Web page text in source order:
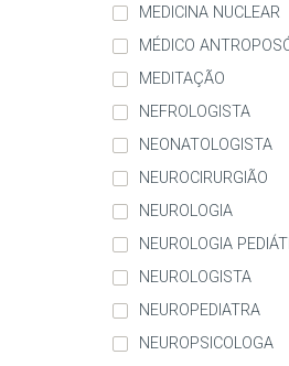
MEDICINA NUCLEAR
MÉDICO
MEDITAÇÃO
NEFROLOGISTA
NEONATOLOGISTA
NEUROCIRURGIÃO
NEUROLOGIA
NEUROLOGIA
NEUROLOGISTA
NEUROPEDIATRA
NEUROPSICOLOGA